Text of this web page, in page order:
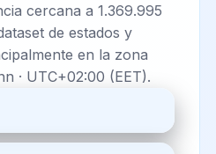
cercana a 1.369.995
de estados y
en la zona
· UTC+02:00 (EET).